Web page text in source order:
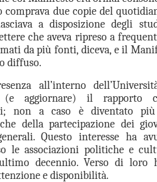
comprava due copie del
a disposizione degli
che aveva ripreso a
da più fonti, diceva, e il
diffuso.
all’interno
(e aggiornare) il rapporto
non a caso è diventato
della partecipazione dei
Questo interesse ha
le associazioni politiche e
decennio. Verso di loro
e disponibilità.